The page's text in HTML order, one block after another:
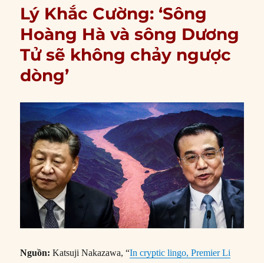
Lý Khắc Cường: ‘Sông
Hoàng Hà và sông Dương
Tử sẽ không chảy ngược
dòng’
Nguồn: Katsuji Nakazawa, “In cryptic lingo, Premier Li